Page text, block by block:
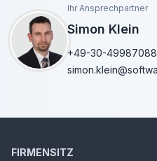
Ihr Ansprechpartner
Simon Klein
+49-30-
FIRMENSITZ